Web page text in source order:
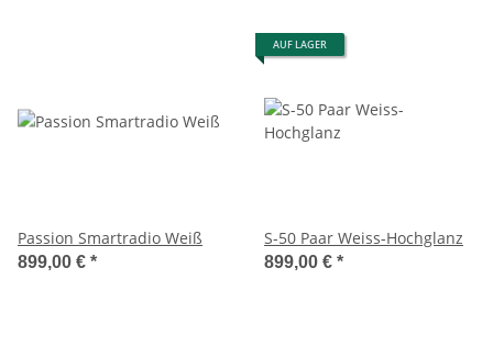
Passion Smartradio Weiß
899,00 € *
AUF LAGER
S-50 Paar Weiss-Hochglanz
899,00 € *